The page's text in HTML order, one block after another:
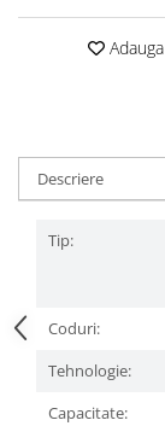
Descriere
Tip:
Coduri:
Tehnologie:
Capacitate: